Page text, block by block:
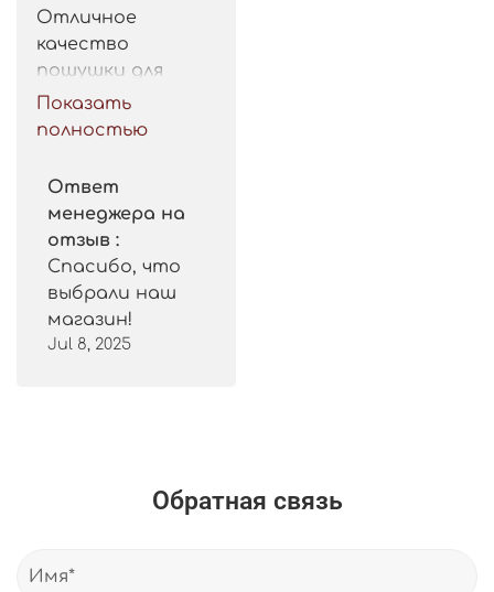
Отличное
качество
пошушки для
такой цены.
Рекомендую.
Показать
полностью
Ответ
менеджера на
отзыв :
Спасибо, что
выбрали наш
магазин!
Jul 8, 2025
Обратная связь